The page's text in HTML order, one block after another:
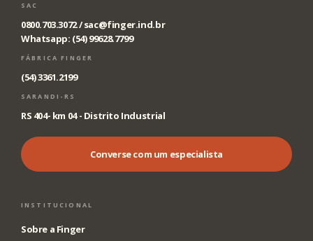
SAC
0800.703.3072 /sac@finger.ind.br
Whatsapp: (54) 99628.7799
FÁBRICA FINGER
(54) 3361.2199
SARANDI-RS
RS 404- km 04 - Distrito Industrial
Converse com um especialista
INSTITUCIONAL
Sobre a Finger